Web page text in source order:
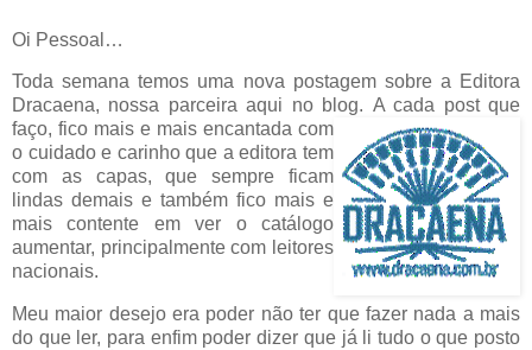
Oi Pessoal…
Toda semana temos uma nova postagem sobre a Editora
Dracaena, nossa parceira aqui no blog. A cada post que
faço, fico mais e mais encantada com
o cuidado e carinho que a editora tem
com as capas, que sempre ficam
lindas demais e também fico mais e
mais contente em ver o catálogo
aumentar, principalmente com leitores
nacionais.
Meu maior desejo era poder não ter que fazer nada a mais
do que ler, para enfim poder dizer que já li tudo o que posto